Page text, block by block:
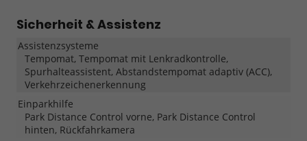
Sicherheit & Assistenz
Assistenzsysteme
Tempomat, Tempomat mit Lenkradkontrolle,
Spurhalteassistent, Abstandstempomat adaptiv (ACC),
Verkehrzeichenerkennung
Einparkhilfe
Park Distance Control vorne, Park Distance Control
hinten, Rückfahrkamera